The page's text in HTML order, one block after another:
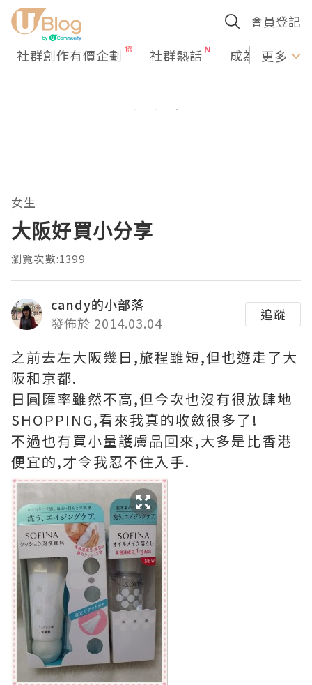
會員登記
社群創作有價企劃 社群熱話 成為U更多
女生
大阪好買小分享
瀏覽次數:1399
candy的小部落
發佈於 2014.03.04
追蹤
之前去左大阪幾日,旅程雖短,但也遊走了大
阪和京都.
日圓匯率雖然不高,但今次也沒有很放肆地
SHOPPING,看來我真的收斂很多了!
不過也有買小量護膚品回來,大多是比香港
便宜的,才令我忍不住入手.